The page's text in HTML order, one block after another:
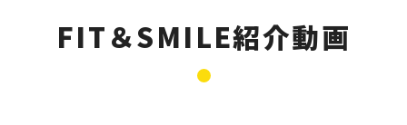
FIT＆SMILE紹介動画